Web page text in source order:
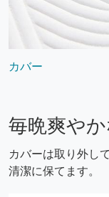
カバー
毎晩爽や
カバーは取り外し
清潔に保てます。